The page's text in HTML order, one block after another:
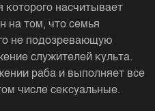
насчитывает
на том, что семья
не подозревающую
служителей культа.
раба и выполняет все
числе сексуальные.